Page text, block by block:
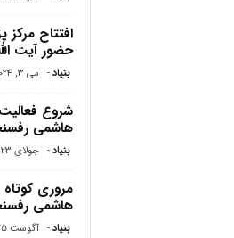
افتتاح
حضور آیت الله
بنیاد - می 3, 2024
شروع
هاشمی
بنیاد - جولای 23, 2025
مروری کوتاه
هاشمی‌
بنیاد - آگوست 25, 2025